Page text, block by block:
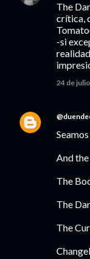
The
crítica,
-si
24 de
And
The
The
The